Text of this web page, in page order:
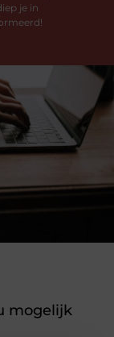
je in
mogelijk